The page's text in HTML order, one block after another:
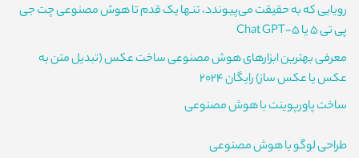
رویایی که به حقیقت می‌پیوندد، تنها یک قدم تا هوش مصنوعی چت جی
پی تی 5 یا Chat GPT-5
معرفی بهترین ابزارهای هوش مصنوعی ساخت عکس (تبدیل متن به
عکس یا عکس ساز) رایگان 2024
ساخت پاورپوینت با هوش مصنوعی
طراحی لوگو با هوش مصنوعی